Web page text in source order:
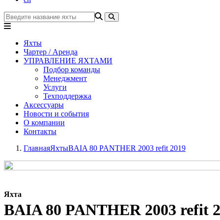
Яхты
Чартер / Аренда
УПРАВЛЕНИЕ ЯХТАМИ
Подбор команды
Менеджмент
Услуги
Техподдержка
Аксессуары
Новости и события
О компании
Контакты
ГлавнаяЯхтыBAIA 80 PANTHER 2003 refit 2019
Яхта
BAIA 80 PANTHER 2003 refit